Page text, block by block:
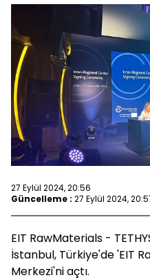
27 Eylül 2024, 20:56
Güncelleme : 27 Eylül 2024,
EIT RawMaterials -
İstanbul, Türkiye'de 'EIT
Merkezi'ni açtı.